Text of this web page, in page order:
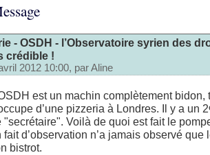
- OSDH - l’Observatoire syrien des
crédible !
2012 10:00, parAline
est un machin complètement
d’une pizzeria à Londres. Il y a un 2
"secrétaire". Voilà de quoi est fait le
fait d’observation n’a jamais observé que
bistrot.